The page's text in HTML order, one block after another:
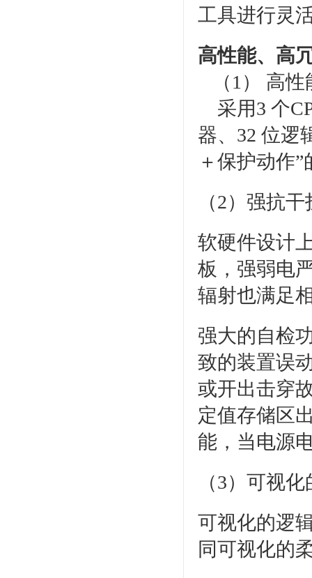
工具进行灵
高性能、高
（1） 高性
采用3 个
器、32 位逻
＋保护动作
（2）强抗
软硬件设计
板，强弱电
辐射也满足
强大的自检
致的装置误
或开出击穿
定值存储区
能，当电源
（3）可视
可视化的逻
同可视化的